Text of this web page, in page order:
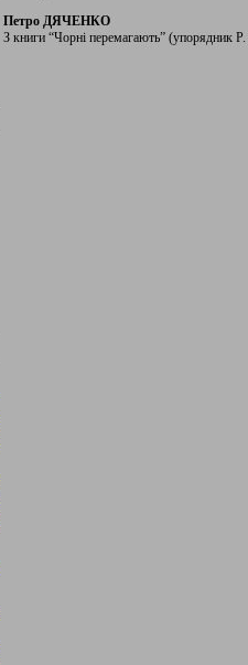
Петро ДЯЧЕНКО
З книги “Чорні перемагають” (упорядник